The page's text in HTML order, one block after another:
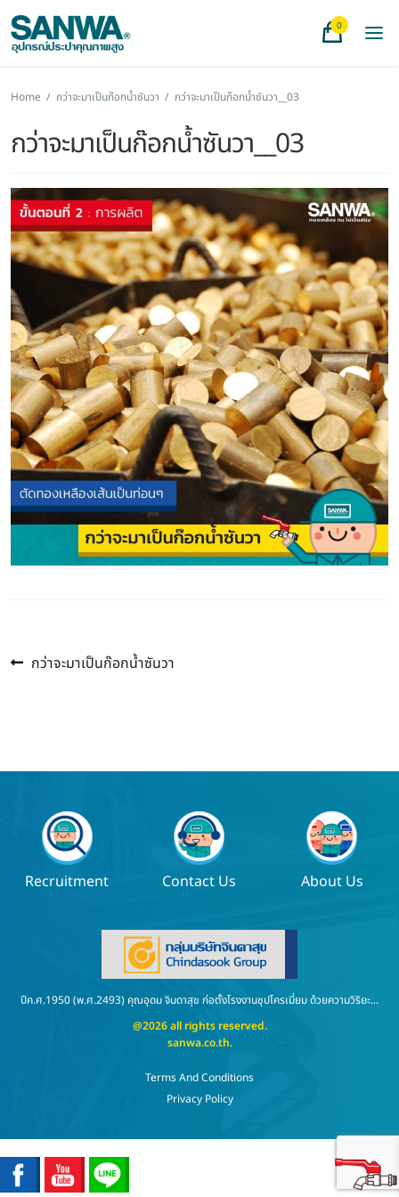
0
Home / กว่าจะมาเป็นก๊อกน้ำซันวา / กว่าจะมาเป็นก๊อกน้ำซันวา__03
กว่าจะมาเป็นก๊อกน้ำซันวา__03
แนะแนว
Previous
กว่าจะมาเป็นก๊อกน้ำซันวา
Recruitment Contact Us About Us
ปีค.ศ.1950 (พ.ศ.2493) คุณอุดม จินดาสุข ก่อตั้งโรงงานชุปโครเมี่ยม ด้วยความวิริยะ...
@2026 all rights reserved.
sanwa.co.th.
Terms And Conditions
Privacy Policy